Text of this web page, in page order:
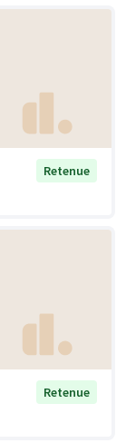
Retenue
Retenue